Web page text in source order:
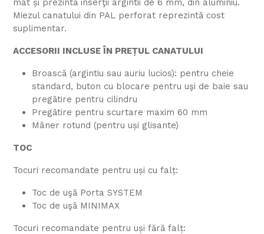
mat și prezintă inserţii argintii de 6 mm, din aluminiu.
Miezul canatului din PAL perforat reprezintă cost
suplimentar.
ACCESORII INCLUSE ÎN PREȚUL CANATULUI
Broască (argintiu sau auriu lucios): pentru cheie
standard, buton cu blocare pentru uşi de baie sau
pregătire pentru cilindru
Pregătire pentru scurtare maxim 60 mm
Mâner rotund (pentru uși glisante)
TOC
Tocuri recomandate pentru uși cu falț:
Toc de uşă Porta SYSTEM
Toc de uşă MINIMAX
Tocuri recomandate pentru uși fără falț: